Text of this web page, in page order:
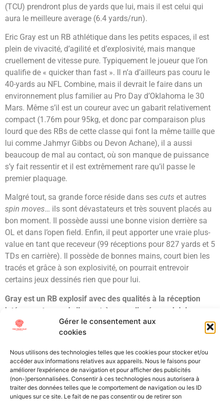
Gérer le consentement aux
cookies
Nous utilisons des technologies telles que les cookies pour stocker et/ou
accéder aux informations relatives aux appareils. Nous le faisons pour
améliorer l’expérience de navigation et pour afficher des publicités
(non-)personnalisées. Consentir à ces technologies nous autorisera à
traiter des données telles que le comportement de navigation ou les ID
uniques sur ce site. Le fait de ne pas consentir ou de retirer son
(TCU) prendront plus de yards que lui, mais il est celui qui
aura le meilleure average (6.4 yards/run).
Eric Gray est un RB athlétique dans les petits espaces, il est
plein de vivacité, d’agilité et d’explosivité, mais manque
cruellement de vitesse pure. Typiquement le joueur que l’on
qualifie de « quicker than fast ». Il n’a d’ailleurs pas couru le
40-yards au NFL Combine, mais il devrait le faire dans un
environnement plus familier au Pro Day d’Oklahoma le 30
Mars. Même s’il est un coureur avec un gabarit relativement
compact (1.76m pour 95kg, et donc par comparaison plus
lourd que des RBs de cette classe qui font la même taille que
lui comme Jahmyr Gibbs ou Devon Achane), il a aussi
beaucoup de mal au contact, où son manque de puissance
s’y fait ressentir et il est extrêmement rare qu’il passe le
premier plaquage.
Malgré tout, sa grande force réside dans ses cuts et autres
spin moves… ils sont dévastateurs et très souvent placés au
bon moment. Il possède aussi une bonne vision derrière sa
OL et dans l’open field. Enfin, il peut apporter une vraie plus-
value en tant que receveur (99 réceptions pour 827 yards et 5
TDs en carrière). Il possède de bonnes mains, court bien les
tracés et grâce à son explosivité, on pourrait entrevoir
certains jeux dessinés rien que pour lui.
Gray est un RB explosif avec des qualités à la réception
intéressantes, mais il sera très compliqué pour lui de
transposer son jeu en NFL et d’avoir un gros rendement.
On peut entrevoir une utilisation partielle contre certaines
ce fait, je projette Eric Gray comme un talent du 5ème tour
Étiquetébig 12DraftNCAANFL DraftOklahomaScouting